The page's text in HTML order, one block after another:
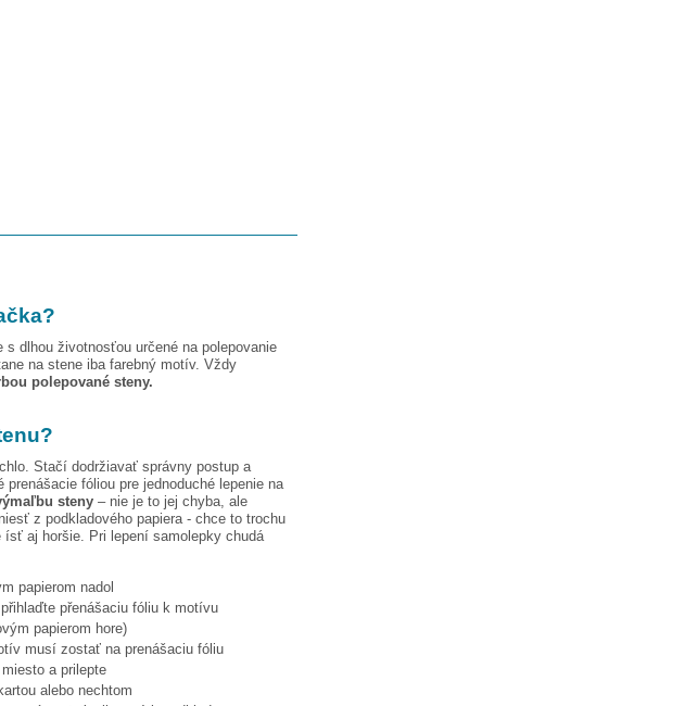
?
dlhou životnosťou určené na polepovanie
na stene iba farebný motív. Vždy
polepované steny.
Stačí dodržiavať správny postup a
fóliou pre jednoduché lepenie na
steny – nie je to jej chyba, ale
z podkladového papiera - chce to trochu
aj horšie. Pri lepení samolepky chudá
papierom nadol
přenášaciu fóliu k motívu
papierom hore)
musí zostať na prenášaciu fóliu
a prilepte
alebo nechtom